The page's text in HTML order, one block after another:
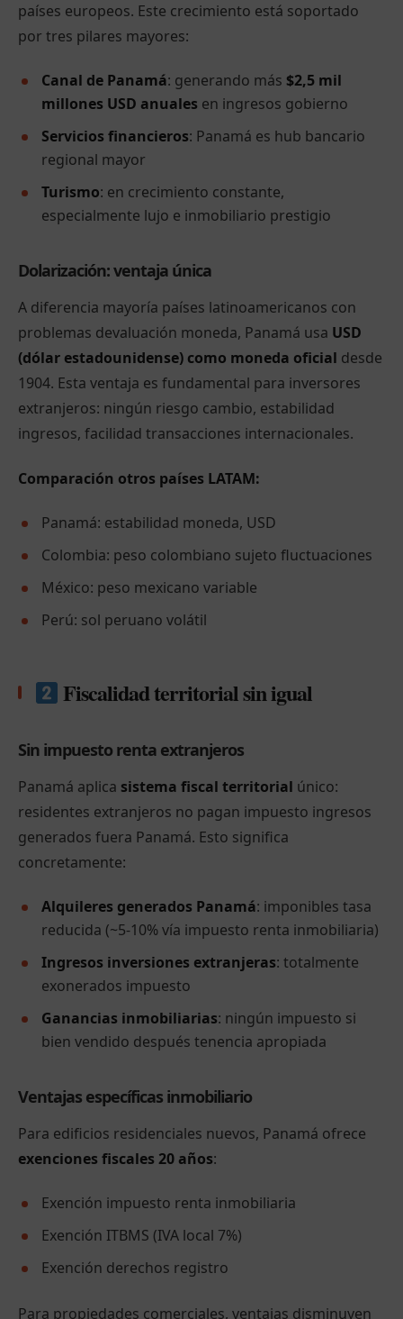
países europeos. Este crecimiento está soportado
por tres pilares mayores:
Canal de Panamá: generando más $2,5 mil
millones USD anuales en ingresos gobierno
Servicios financieros: Panamá es hub bancario
regional mayor
Turismo: en crecimiento constante,
especialmente lujo e inmobiliario prestigio
Dolarización: ventaja única
A diferencia mayoría países latinoamericanos con
problemas devaluación moneda, Panamá usa USD
(dólar estadounidense) como moneda oficial desde
1904. Esta ventaja es fundamental para inversores
extranjeros: ningún riesgo cambio, estabilidad
ingresos, facilidad transacciones internacionales.
Comparación otros países LATAM:
Panamá: estabilidad moneda, USD
Colombia: peso colombiano sujeto fluctuaciones
México: peso mexicano variable
Perú: sol peruano volátil
Fiscalidad territorial sin igual
Sin impuesto renta extranjeros
Panamá aplica sistema fiscal territorial único:
residentes extranjeros no pagan impuesto ingresos
generados fuera Panamá. Esto significa
concretamente:
Alquileres generados Panamá: imponibles tasa
reducida (~5-10% vía impuesto renta inmobiliaria)
Ingresos inversiones extranjeras: totalmente
exonerados impuesto
Ganancias inmobiliarias: ningún impuesto si
bien vendido después tenencia apropiada
Ventajas específicas inmobiliario
Para edificios residenciales nuevos, Panamá ofrece
exenciones fiscales 20 años:
Exención impuesto renta inmobiliaria
Exención ITBMS (IVA local 7%)
Exención derechos registro
Para propiedades comerciales, ventajas disminuyen